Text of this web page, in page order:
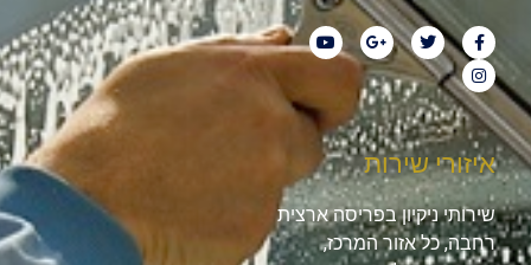
איזורי שירות
שירותי ניקיון בפריסה ארצית
רחבה, כל אזור המרכז,